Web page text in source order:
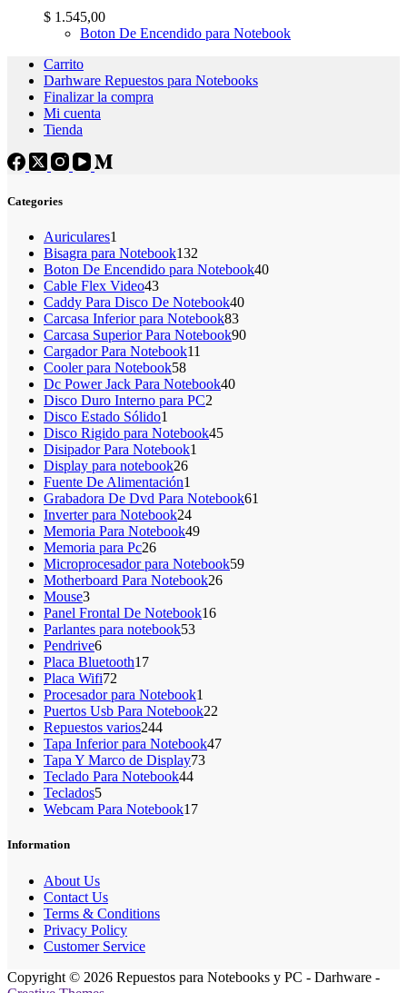
$ 1.545,00
Boton De Encendido para Notebook
Carrito
Darhware Repuestos para Notebooks
Finalizar la compra
Mi cuenta
Tienda
Categories
Auriculares1
producto
Bisagra para Notebook132
productos
Boton De Encendido para Notebook4040
Cable Flex Video4343
productos
Caddy Para Disco De Notebook4040
Carcasa Inferior para Notebook8383
productos
Carcasa Superior Para Notebook9090
Cargador Para Notebook11
Cooler para Notebook5858
productos
Dc Power Jack Para Notebook4040
Disco Duro Interno para PC2
Disco Estado Sólido1
producto
Disco Rigido para Notebook4545
Disipador Para Notebook1
Display para notebook2626
productos
Fuente De Alimentación1
producto
Grabadora De Dvd Para Notebook61
Inverter para Notebook2424
productos
Memoria Para Notebook4949
Memoria para Pc2626
productos
Microprocesador para Notebook5959
Motherboard Para Notebook2626
Mouse33
productos
Panel Frontal De Notebook1616
Parlantes para notebook5353
Pendrive66
productos
Placa Bluetooth1717
Placa Wifi72
productos
Procesador para Notebook1
producto
Puertos Usb Para Notebook22
Repuestos varios244244
productos
Tapa Inferior para Notebook4747
Tapa Y Marco de Display7373
Teclado Para Notebook4444
Teclados55
productos
Webcam Para Notebook1717
Information
About Us
Contact Us
Terms & Conditions
Privacy Policy
Customer Service
Copyright © 2026 Repuestos para Notebooks y PC - Darhware -